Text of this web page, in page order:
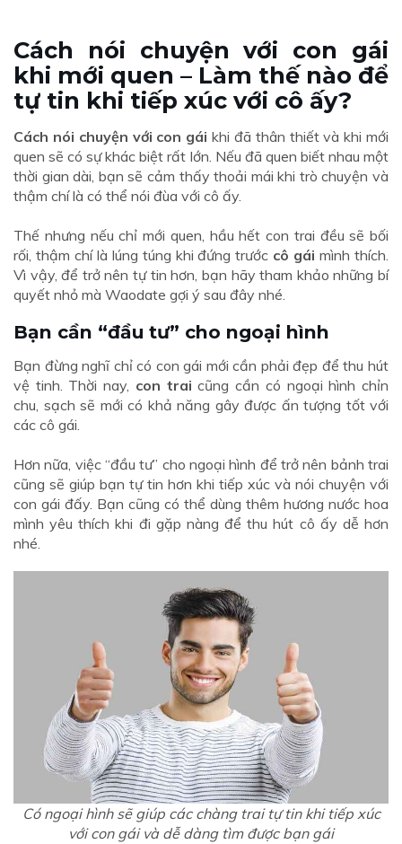
Cách nói chuyện với con gái
khi mới quen – Làm thế nào để
tự tin khi tiếp xúc với cô ấy?
Cách nói chuyện với con gái khi đã thân thiết và khi mới
quen sẽ có sự khác biệt rất lớn. Nếu đã quen biết nhau một
thời gian dài, bạn sẽ cảm thấy thoải mái khi trò chuyện và
thậm chí là có thể nói đùa với cô ấy.
Thế nhưng nếu chỉ mới quen, hầu hết con trai đều sẽ bối
rối, thậm chí là lúng túng khi đứng trước cô gái mình thích.
Vì vậy, để trở nên tự tin hơn, bạn hãy tham khảo những bí
quyết nhỏ mà Waodate gợi ý sau đây nhé.
Bạn cần “đầu tư” cho ngoại hình
Bạn đừng nghĩ chỉ có con gái mới cần phải đẹp để thu hút
vệ tinh. Thời nay, con trai cũng cần có ngoại hình chỉn
chu, sạch sẽ mới có khả năng gây được ấn tượng tốt với
các cô gái.
Hơn nữa, việc “đầu tư” cho ngoại hình để trở nên bảnh trai
cũng sẽ giúp bạn tự tin hơn khi tiếp xúc và nói chuyện với
con gái đấy. Bạn cũng có thể dùng thêm hương nước hoa
mình yêu thích khi đi gặp nàng để thu hút cô ấy dễ hơn
nhé.
Có ngoại hình sẽ giúp các chàng trai tự tin khi tiếp xúc
với con gái và dễ dàng tìm được bạn gái